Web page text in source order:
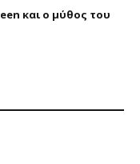
και ο μύθος του